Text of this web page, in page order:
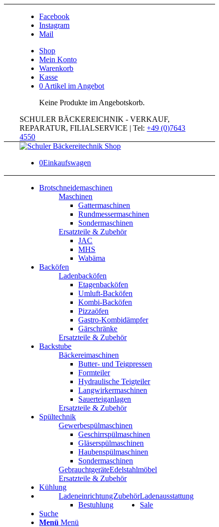
Facebook
Instagram
Mail
Shop
Mein Konto
Warenkorb
Kasse
0 Artikel im Angebot
Keine Produkte im Angebotskorb.
SCHULER BÄCKEREICHNIK - VERKAUF,
REPARATUR, FILIALSERVICE | Tel:+49 (0)7643
4550
0Einkaufswagen
Brotschneidemaschinen
Maschinen
Gattermaschinen
Rundmessermaschinen
Sondermaschinen
Ersatzteile & Zubehör
JAC
MHS
Wabäma
Backöfen
Ladenbacköfen
Etagenbacköfen
Umluft-Backöfen
Kombi-Backöfen
Pizzaöfen
Gastro-Kombidämpfer
Gärschränke
Ersatzteile & Zubehör
Backstube
Bäckereimaschinen
Butter- und Teigpressen
Formteiler
Hydraulische Teigteiler
Langwirkermaschinen
Sauerteiganlagen
Ersatzteile & Zubehör
Spültechnik
Gewerbespülmaschinen
Geschirrspülmaschinen
Gläserspülmaschinen
Haubenspülmaschinen
Sondermaschinen
GebrauchtgeräteEdelstahlmöbel
Ersatzteile & Zubehör
Kühlung
Ladenausstattung
Ladeneinrichtung
Bestuhlung
Zubehör
Sale
Suche
Menü Menü